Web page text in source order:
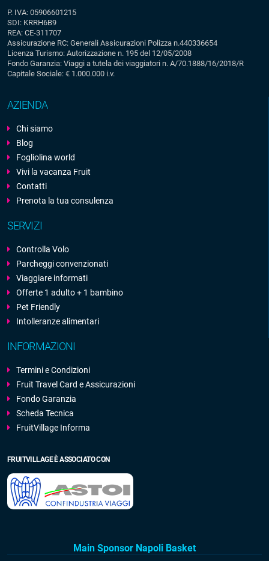
P. IVA: 05906601215
SDI: KRRH6B9
REA: CE-311707
Assicurazione RC: Generali Assicurazioni Polizza n.440336654
Licenza Turismo: Autorizzazione n. 195 del 12/05/2008
Fondo Garanzia: Viaggi a tutela dei viaggiatori n. A/70.1888/16/2018/R
Capitale Sociale: € 1.000.000 i.v.
AZIENDA
Chi siamo
Blog
Fogliolina world
Vivi la vacanza Fruit
Contatti
Prenota la tua consulenza
SERVIZI
Controlla Volo
Parcheggi convenzionati
Viaggiare informati
Offerte 1 adulto + 1 bambino
Pet Friendly
Intolleranze alimentari
INFORMAZIONI
Termini e Condizioni
Fruit Travel Card e Assicurazioni
Fondo Garanzia
Scheda Tecnica
FruitVillage Informa
FRUITVILLAGE È ASSOCIATO CON
Main Sponsor Napoli Basket